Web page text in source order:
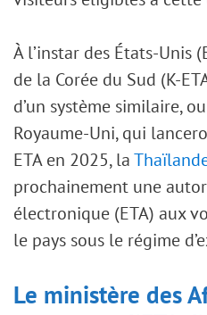
À l’instar des États-Unis
de la Corée du Sud (K-
d’un système similaire,
Royaume-Uni, qui
ETA en 2025, la
prochainement une
électronique (ETA) aux
le pays sous le régime
Le ministère des